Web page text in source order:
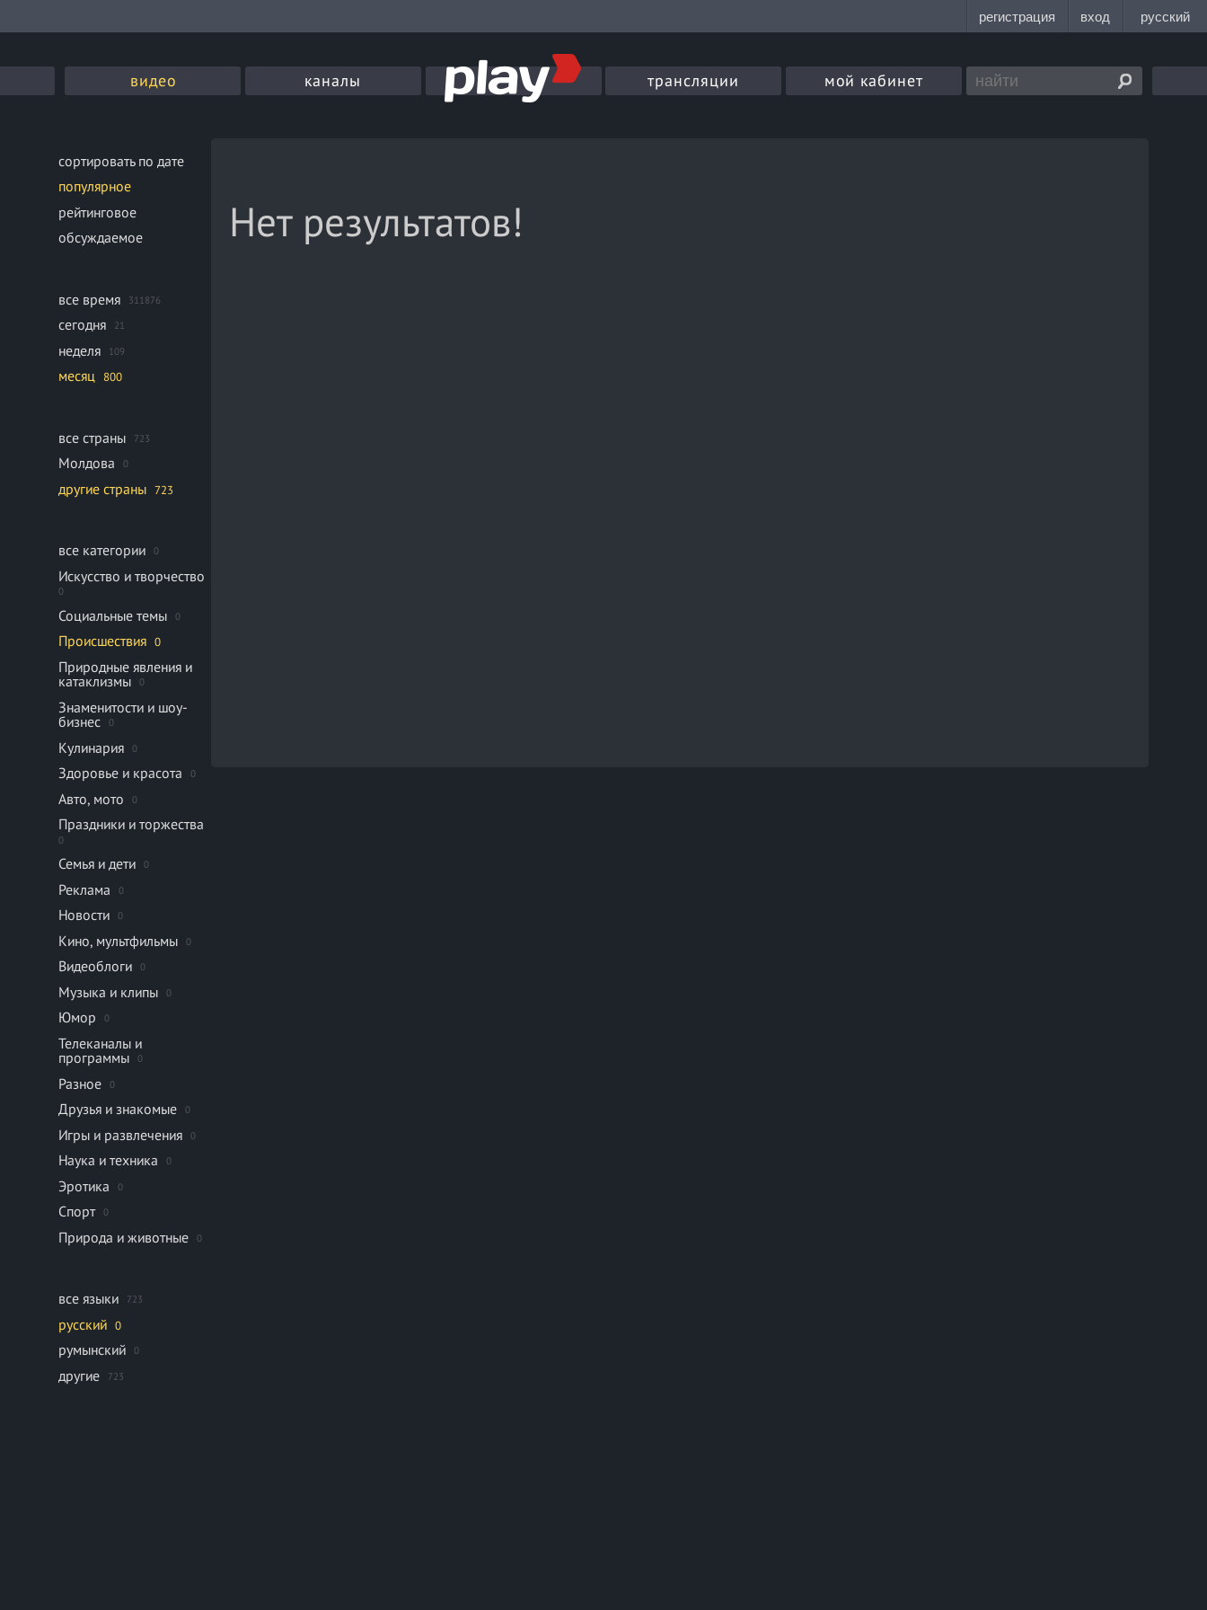
видео каналы трансляции мой кабинет
сортировать по дате
популярное
рейтинговое
обсуждаемое
все время 311876
сегодня 21
неделя 109
месяц 800
все страны 723
Молдова 0
другие страны 723
все категории 0
Искусство и творчество
0
Социальные темы 0
Происшествия 0
Природные явления и
катаклизмы
0
Знаменитости и шоу-
бизнес
0
Кулинария 0
Здоровье и красота 0
Авто, мото 0
Праздники и торжества
0
Семья и дети 0
Реклама 0
Новости 0
Кино, мультфильмы 0
Видеоблоги 0
Музыка и клипы 0
Юмор 0
Телеканалы и
программы
0
Разное 0
Друзья и знакомые 0
Игры и развлечения 0
Наука и техника 0
Эротика 0
Спорт 0
Природа и животные 0
все языки 723
русский 0
румынский 0
другие 723
Нет результатов!